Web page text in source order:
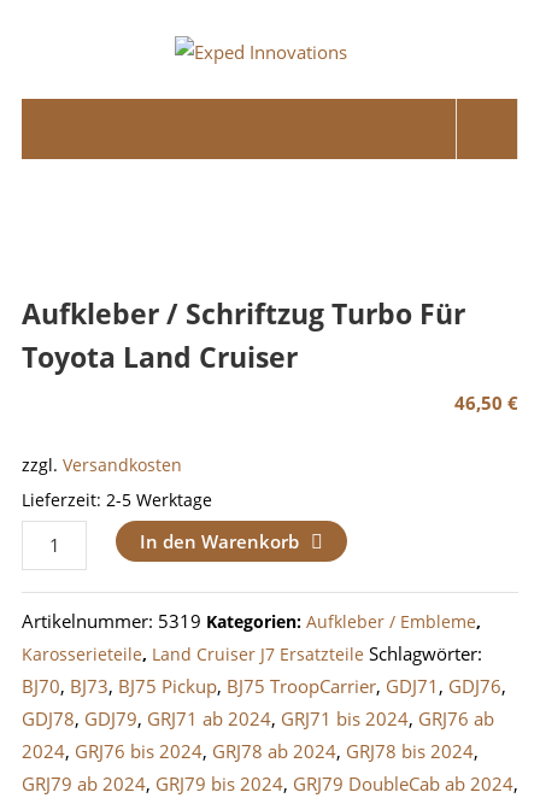
Exped
Aufkleber / Schriftzug Turbo Für
Toyota Land Cruiser
46,50€
zzgl. Versandkosten
Lieferzeit: 2-5 Werktage
Aufkleber
/
Schriftzug
Turbo
für
Toyota
Land
Cruiser
In den Warenkorb
Artikelnummer: 5319 Kategorien: Aufkleber / Embleme,
Karosserieteile, Land Cruiser J7 Ersatzteile Schlagwörter:
BJ70, BJ73, BJ75 Pickup, BJ75 TroopCarrier, GDJ71 , GDJ76,
GDJ78, GDJ79, GRJ71 ab 2024, GRJ71 bis 2024, GRJ76 ab
2024, GRJ76 bis 2024, GRJ78 ab 2024, GRJ78 bis 2024,
GRJ79 ab 2024, GRJ79 bis 2024, GRJ79 DoubleCab ab 2024,